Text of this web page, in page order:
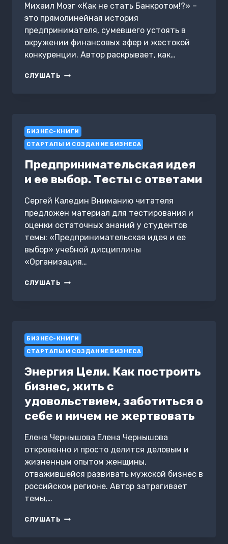
Михаил Мозг «Как не стать Банкротом!?» –
это прямолинейная история
предпринимателя, сумевшего устоять в
окружении финансовых афер и жестокой
конкуренции. Автор раскрывает, как…
СЛУШАТЬ КАК
БИЗНЕС-КНИГИ
СТАРТАПЫ И СОЗДАНИЕ БИЗНЕСА
Предпринимательская идея
и ее выбор. Тесты с ответами
Сергей Каледин Вниманию читателя
предложен материал для тестирования и
оценки остаточных знаний у студентов
темы: «Предпринимательская идея и ее
выбор» учебной дисциплины
«Организация…
СЛУШАТЬ ПРЕДПРИНИМАТЕЛЬСКАЯ
С
ОТВЕТАМИ
БИЗНЕС-КНИГИ
СТАРТАПЫ И СОЗДАНИЕ БИЗНЕСА
Энергия Цели. Как построить
бизнес, жить с
удовольствием, заботиться о
себе и ничем не жертвовать
Елена Чернышова Елена Чернышова
откровенно и просто делится деловым и
жизненным опытом женщины,
отважившейся развивать мужской бизнес в
российском регионе. Автор затрагивает
темы,…
СЛУШАТЬ ЭНЕРГИЯ